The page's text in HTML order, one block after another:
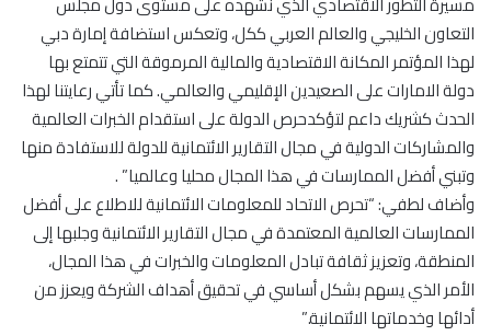
التعاون الخليجي والعالم العربي ككل، وتعكس استضافة إمارة دبي
لهذا المؤتمر المكانة الاقتصادية والمالية المرموقة التي تتمتع بها
دولة الامارات على الصعيدين الإقليمي والعالمي. كما تأتي رعايتنا لهذا
الحدث كشريك داعم لتؤكدحرص الدولة على استقدام الخبرات العالمية
والمشاركات الدولية في مجال التقارير الائتمانية للدولة للاستفادة منها
وتبني أفضل الممارسات في هذا المجال محليا وعالميا” .
وأضاف لطفي: “تحرص الاتحاد للمعلومات الائتمانية للاطلاع على أفضل
الممارسات العالمية المعتمدة في مجال التقارير الائتمانية وجلبها إلى
المنطقة، وتعزيز ثقافة تبادل المعلومات والخبرات في هذا المجال،
الأمر الذي يسهم بشكل أساسي في تحقيق أهداف الشركة ويعزز من
أدائها وخدماتها الائتمانية.”